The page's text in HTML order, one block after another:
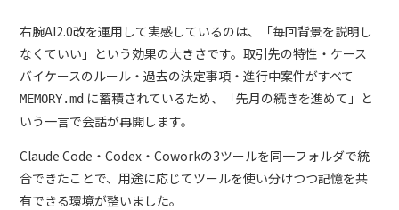
右腕AI2.0改を運用して実感しているのは、「毎回背景を説明し
なくていい」という効果の大きさです。取引先の特性・ケース
バイケースのルール・過去の決定事項・進行中案件がすべて
MEMORY.md に蓄積されているため、「先月の続きを進めて」と
いう一言で会話が再開します。
Claude Code・Codex・Coworkの3ツールを同一フォルダで統
合できたことで、用途に応じてツールを使い分けつつ記憶を共
有できる環境が整いました。